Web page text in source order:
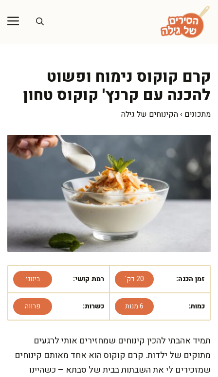
לדלג
לתוכן
קרם קוקוס נימוח ופשוט
להכנה עם קרנץ' קוקוס טחון
מתכונים › הקינוחים של גילה
זמן הכנה: 20 דק' רמת קושי: בינוני
כמות: 6 מנות כשרות: פרווה
תמיד אהבתי להכין קינוחים שמחזירים אותי לרגעים
מתוקים של ילדות. קרם קוקוס הוא אחד מאותם קינוחים
שמזכירים לי את השבתות בבית של סבתא – כשהיינו